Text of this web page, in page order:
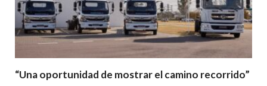
“Una oportunidad de mostrar el camino recorrido”